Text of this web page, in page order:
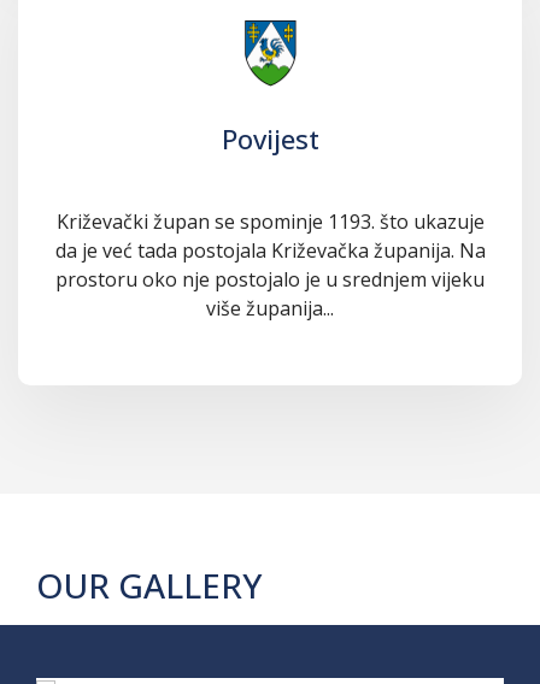
Povijest
Križevački župan se spominje 1193. što ukazuje
da je već tada postojala Križevačka županija. Na
prostoru oko nje postojalo je u srednjem vijeku
više županija...
OUR GALLERY